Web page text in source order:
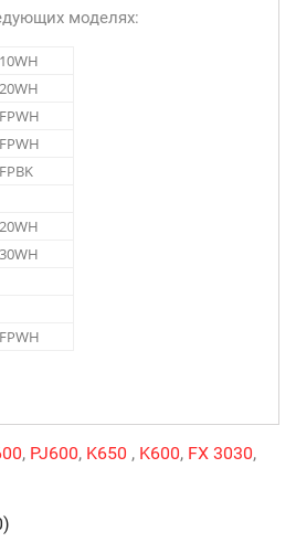
моделях:
, PJ600, K650 , K600, FX 3030,